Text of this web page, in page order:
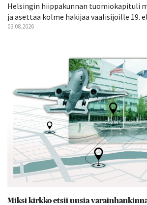
Helsingin hiippakunnan tuomiokapituli
ja asettaa kolme hakijaa vaalisijoille 19.
03.08.2026
Miksi kirkko etsii uusia